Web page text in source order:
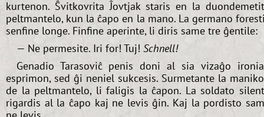
kurtenon. Ŝvitkovrita Ĵovtjak staris en la
peltmantelo, kun la ĉapo en la mano. La germano
senfine longe. Finfine aperinte, li diris same tre ĝentile:
— Ne permesite. Iri for! Tuj! Schnell!
Genadio Tarasoviĉ penis doni al sia vizaĝo
esprimon, sed ĝi neniel sukcesis. Surmetante la
de la peltmantelo, li faligis la ĉapon. La soldato
rigardis al la ĉapo kaj ne levis ĝin. Kaj la pordisto